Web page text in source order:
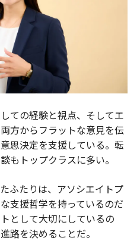
ての経験と視点、そしてエ
方からフラットな意見を伝
思決定を支援している。転
もトップクラスに多い。
ふたりは、アソシエイトプ
支援哲学を持っているのだ
として大切にしているの
路を決めることだ。